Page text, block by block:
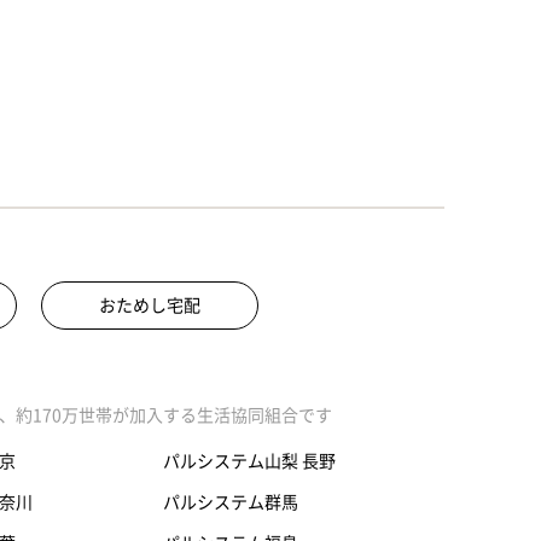
おためし宅配
約170万世帯が加入する生活協同組合です
川
パルシステム山梨 長野
パルシステム群馬